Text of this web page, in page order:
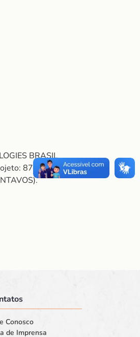
BRASIL
872025 –
Conosco
de Imprensa